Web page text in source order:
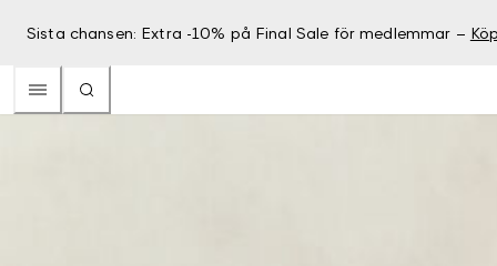
Sista chansen: Extra -10% på Final Sale för medlemmar –